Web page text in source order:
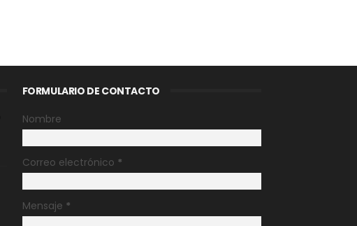
FORMULARIO DE CONTACTO
Nombre
Correo electrónico *
Mensaje *